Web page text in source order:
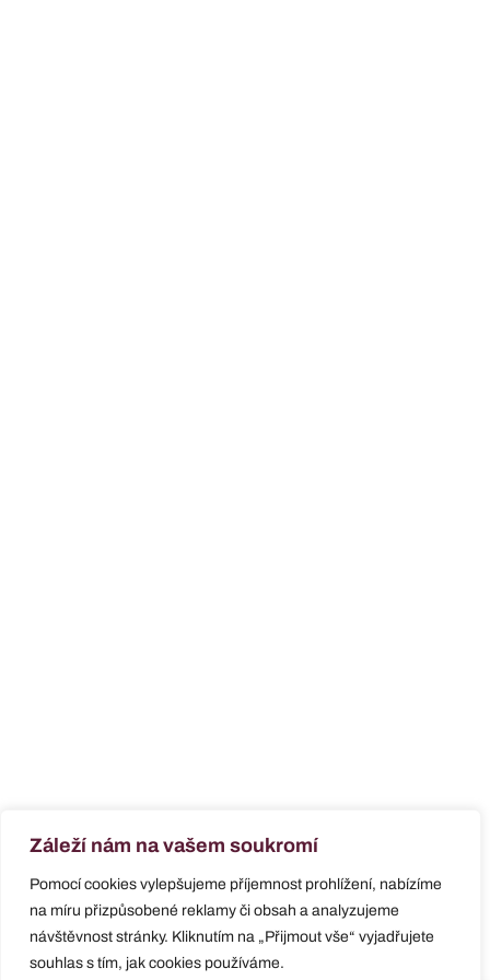
Záleží nám na vašem soukromí
Pomocí cookies vylepšujeme příjemnost prohlížení, nabízíme
na míru přizpůsobené reklamy či obsah a analyzujeme
návštěvnost stránky. Kliknutím na „Přijmout vše“ vyjadřujete
souhlas s tím, jak cookies používáme.